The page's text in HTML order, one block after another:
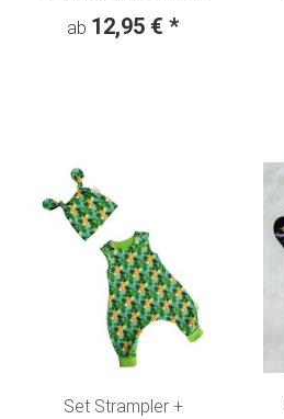
ab 12,95 € *
Set Strampler +